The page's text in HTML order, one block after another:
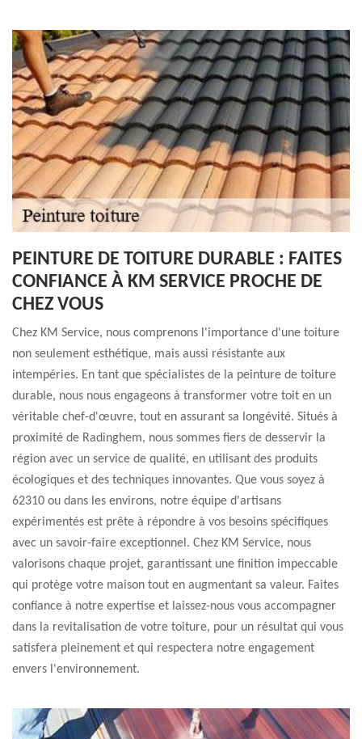
PEINTURE DE TOITURE DURABLE : FAITES
CONFIANCE À KM SERVICE PROCHE DE
CHEZ VOUS
Chez KM Service, nous comprenons l'importance d'une toiture
non seulement esthétique, mais aussi résistante aux
intempéries. En tant que spécialistes de la peinture de toiture
durable, nous nous engageons à transformer votre toit en un
véritable chef-d'œuvre, tout en assurant sa longévité. Situés à
proximité de Radinghem, nous sommes fiers de desservir la
région avec un service de qualité, en utilisant des produits
écologiques et des techniques innovantes. Que vous soyez à
62310 ou dans les environs, notre équipe d'artisans
expérimentés est prête à répondre à vos besoins spécifiques
avec un savoir-faire exceptionnel. Chez KM Service, nous
valorisons chaque projet, garantissant une finition impeccable
qui protège votre maison tout en augmentant sa valeur. Faites
confiance à notre expertise et laissez-nous vous accompagner
dans la revitalisation de votre toiture, pour un résultat qui vous
satisfera pleinement et qui respectera notre engagement
envers l'environnement.